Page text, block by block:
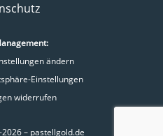
ändern
Einstellungen
widerrufen
– pastellgold.de